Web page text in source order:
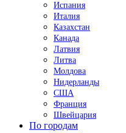
Испания
Италия
Казахстан
Канада
Латвия
Литва
Молдова
Нидерланды
США
Франция
Швейцария
По городам